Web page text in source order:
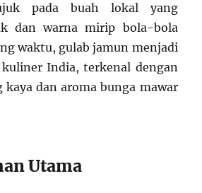
pada buah lokal yang
dan warna mirip bola-bola
waktu, gulab jamun menjadi
India, terkenal dengan
kaya dan aroma bunga mawar
Utama